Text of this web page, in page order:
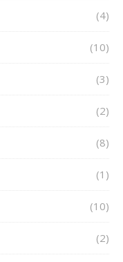
(4)
(10)
(3)
(2)
(8)
(1)
(10)
(2)